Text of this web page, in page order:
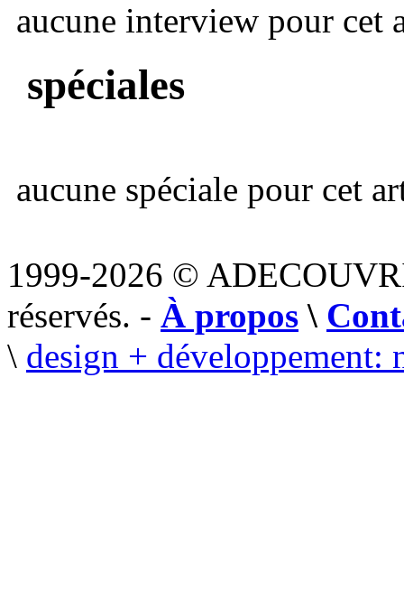
aucune interview pour cet
spéciales
aucune spéciale pour cet
1999-2026 ©
réservés. - À propos \
\ design + développement: